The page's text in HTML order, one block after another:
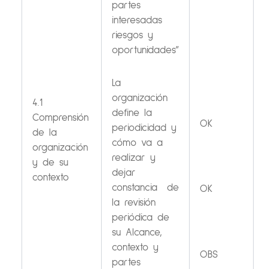
4.1
Comprensión
de la
organización
y de su
contexto
partes
interesadas
riesgos y
oportunidades”
La
organización
define la
periodicidad y
cómo va a
realizar y
dejar
constancia de
la revisión
periódica de
su Alcance,
contexto y
partes
OK
OK
OBS